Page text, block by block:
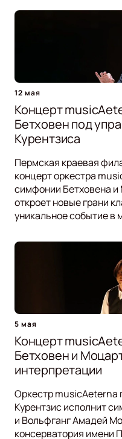
12 мая
Концерт
Бетховен под
Курентзиса
Пермская краевая
концерт оркестра
симфонии Бетховена и
откроет новые грани
уникальное событие в
5 мая
Концерт
Бетховен и
интерпретации
Оркестр musicAeterna
Курентзис исполнит
и Вольфганг Амадей
консерватория имени